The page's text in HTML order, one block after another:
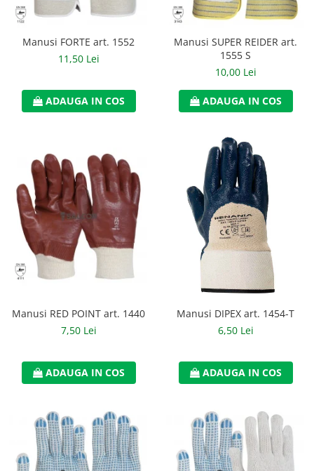
Manusi FORTE art. 1552
11,50 Lei
ADAUGA IN COS
Manusi SUPER REIDER art.
1555 S
10,00 Lei
ADAUGA IN COS
Manusi RED POINT art. 1440
7,50 Lei
ADAUGA IN COS
Manusi DIPEX art. 1454-T
6,50 Lei
ADAUGA IN COS